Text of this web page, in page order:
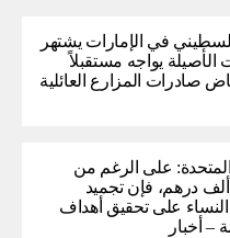
في الإمارات يشتهر
الأصيلة يواجه مستقبلاً
صادرات المزارع العائلية
المتحدة: على الرغم من
تكلفته البالغة 15 ألف درهم، فإن تجميد
على تحقيق أهداف
– أخبار